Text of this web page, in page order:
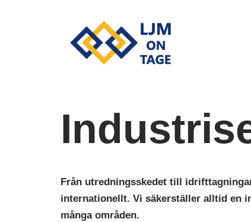
Från utredningsskedet till
internationellt. Vi säkerställer alltid en
många områden.